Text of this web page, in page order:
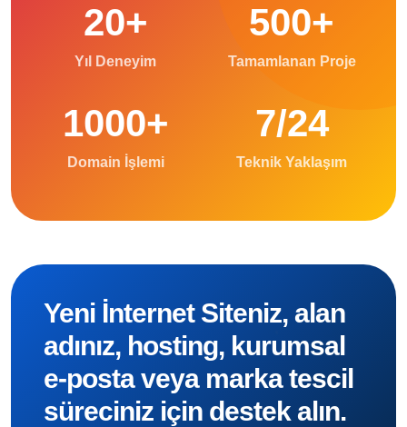
20+
Yıl Deneyim
500+
Tamamlanan Proje
1000+
Domain İşlemi
7/24
Teknik Yaklaşım
Yeni İnternet Siteniz, alan
adınız, hosting, kurumsal
e-posta veya marka tescil
süreciniz için destek alın.